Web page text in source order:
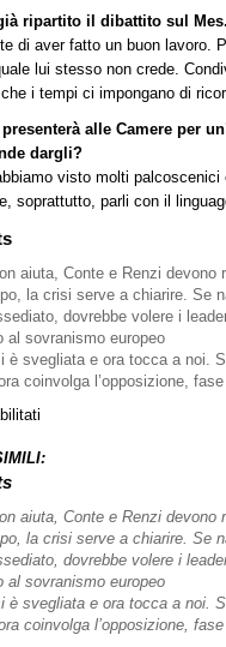
già ripartito il dibattito sul
di aver fatto un buon lavoro.
lui stesso non crede.
i tempi ci impongano di
alle Camere per
dargli?
visto molti
soprattutto, parli con il
aiuta, Conte e Renzi devono
la crisi serve a chiarire. Se
dovrebbe volere i
al sovranismo europeo
è svegliata e ora tocca a noi.
coinvolga l’opposizione,
premier
battuto
ma
eviti
trionfalismi.
Per
decidere
aiuta, Conte e Renzi devono
la crisi serve a chiarire. Se
dovrebbe volere i
al sovranismo europeo
è svegliata e ora tocca a noi.
coinvolga l’opposizione,